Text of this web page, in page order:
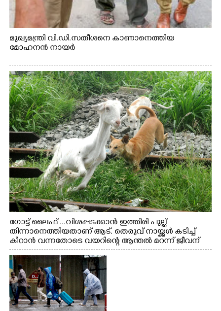
മുഖ്യമന്ത്രി വി.ഡി.സതീശനെ കാണാനെത്തിയ
മോഹനൻ നായർ
ഗോട്ട് ലൈഫ് ...വിശപ്പടക്കാൻ ഇത്തിരി പുല്ല്
തിന്നാനെത്തിയതാണ് ആട്. തെരുവ് നായ്ക്കൾ കടിച്ച്
കീറാൻ വന്നതോടെ വയറിന്റെ ആന്തൽ മറന്ന് ജീവന്
വേണ്ടിയായി ഓട്ടം. എറണാകുളം വാത്തുരുത്തിയിൽ
നിന്നുള്ള കാഴ്ച